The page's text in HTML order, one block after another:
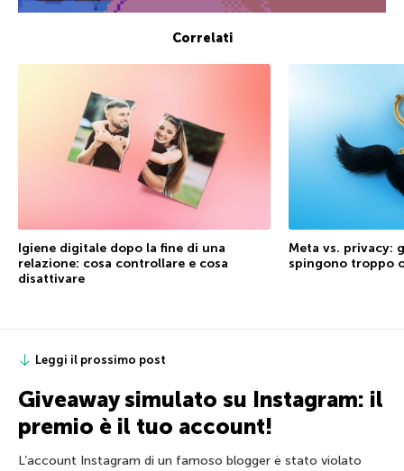
Correlati
Igiene digitale dopo la fine di una
relazione: cosa controllare e cosa
disattivare
Meta vs. privacy:
spingono troppo
Leggi il prossimo post
Giveaway simulato su Instagram: il
premio è il tuo account!
L’account Instagram di un famoso blogger è stato violato